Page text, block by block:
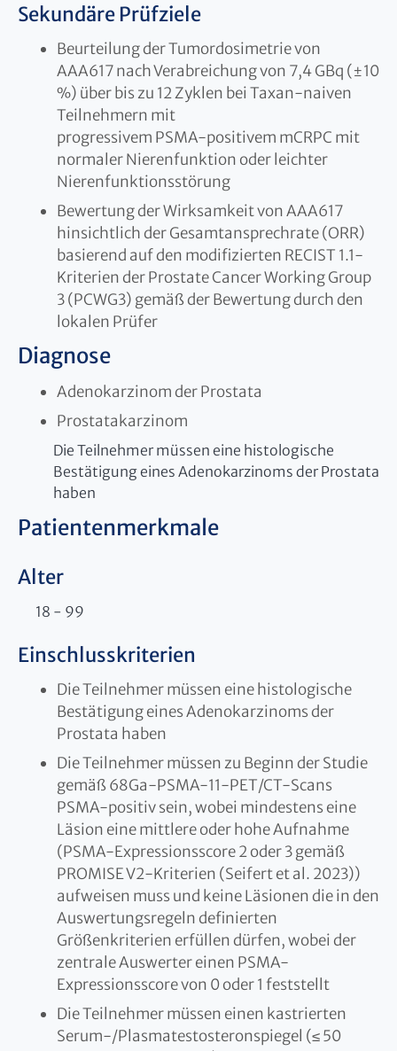
Sekundäre Prüfziele
Beurteilung der Tumordosimetrie von
AAA617 nach Verabreichung von 7,4 GBq (±10
%) über bis zu 12 Zyklen bei Taxan-naiven
Teilnehmern mit
progressivem PSMA-positivem mCRPC mit
normaler Nierenfunktion oder leichter
Nierenfunktionsstörung
Bewertung der Wirksamkeit von AAA617
hinsichtlich der Gesamtansprechrate (ORR)
basierend auf den modifizierten RECIST 1.1-
Kriterien der Prostate Cancer Working Group
3 (PCWG3) gemäß der Bewertung durch den
lokalen Prüfer
Diagnose
Adenokarzinom der Prostata
Prostatakarzinom
Die Teilnehmer müssen eine histologische
Bestätigung eines Adenokarzinoms der Prostata
haben
Patientenmerkmale
Alter
18 - 99
Einschlusskriterien
Die Teilnehmer müssen eine histologische
Bestätigung eines Adenokarzinoms der
Prostata haben
Die Teilnehmer müssen zu Beginn der Studie
gemäß 68Ga-PSMA-11-PET/CT-Scans
PSMA-positiv sein, wobei mindestens eine
Läsion eine mittlere oder hohe Aufnahme
(PSMA-Expressionsscore 2 oder 3 gemäß
PROMISE V2-Kriterien (Seifert et al. 2023))
aufweisen muss und keine Läsionen die in den
Auswertungsregeln definierten
Größenkriterien erfüllen dürfen, wobei der
zentrale Auswerter einen PSMA-
Expressionsscore von 0 oder 1 feststellt
Die Teilnehmer müssen einen kastrierten
Serum-/Plasmatestosteronspiegel (≤ 50